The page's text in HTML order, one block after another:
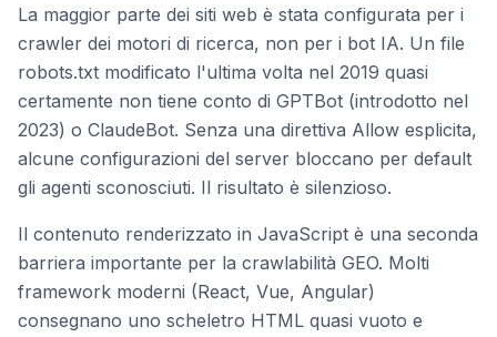
La maggior parte dei siti web è stata configurata per i
crawler dei motori di ricerca, non per i bot IA. Un file
robots.txt modificato l'ultima volta nel 2019 quasi
certamente non tiene conto di GPTBot (introdotto nel
2023) o ClaudeBot. Senza una direttiva Allow esplicita,
alcune configurazioni del server bloccano per default
gli agenti sconosciuti. Il risultato è silenzioso.
Il contenuto renderizzato in JavaScript è una seconda
barriera importante per la crawlabilità GEO. Molti
framework moderni (React, Vue, Angular)
consegnano uno scheletro HTML quasi vuoto e